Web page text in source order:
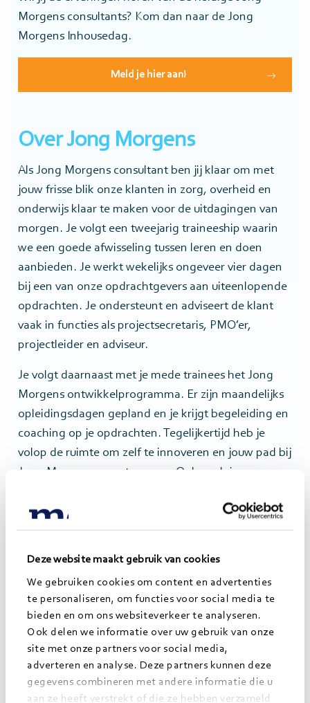
Deze website maakt gebruik van cookies
We gebruiken cookies om content en advertenties
te personaliseren, om functies voor social media te
bieden en om ons websiteverkeer te analyseren.
Ook delen we informatie over uw gebruik van onze
site met onze partners voor social media,
adverteren en analyse. Deze partners kunnen deze
gegevens combineren met andere informatie die u
aan ze heeft verstrekt of die ze hebben verzameld
Morgens consultants? Kom dan naar de Jong
Morgens Inhousedag.
Meld je hier aan!
Over Jong Morgens
Als Jong Morgens consultant ben jij klaar om met
jouw frisse blik onze klanten in zorg, overheid en
onderwijs klaar te maken voor de uitdagingen van
morgen. Je volgt een tweejarig traineeship waarin
we een goede afwisseling tussen leren en doen
aanbieden. Je werkt wekelijks ongeveer vier dagen
bij een van onze opdrachtgevers aan uiteenlopende
opdrachten. Je ondersteunt en adviseert de klant
vaak in functies als projectsecretaris, PMO’er,
projectleider en adviseur.
Je volgt daarnaast met je mede trainees het Jong
Morgens ontwikkelprogramma. Er zijn maandelijks
opleidingsdagen gepland en je krijgt begeleiding en
coaching op je opdrachten. Tegelijkertijd heb je
volop de ruimte om zelf te innoveren en jouw pad bij
Jong Morgens vorm te geven. Ook werk je mee aan
Op de koffie?
Wil jij de ervaringen horen van een van de huidige
Jong Morgens consultants? Laat je telefoonnummer
of e-mailadres achter en wij nemen contact met je